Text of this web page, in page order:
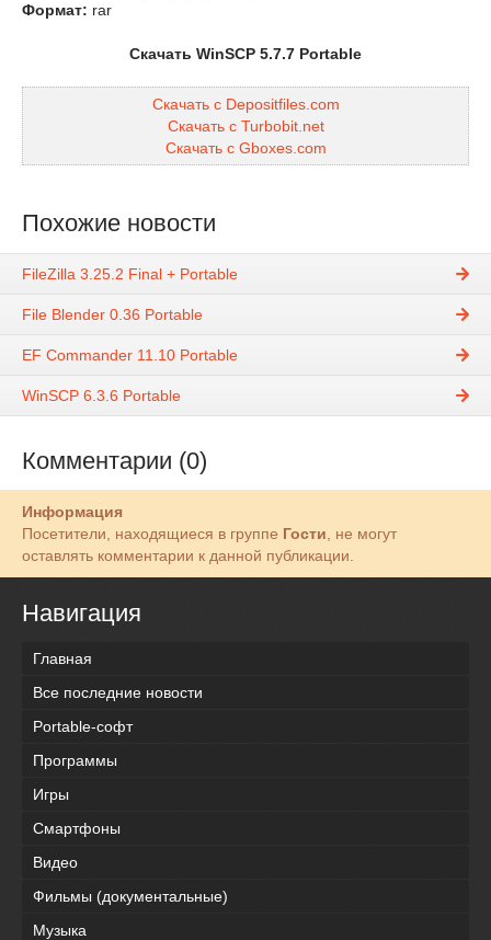
Формат: rar
Скачать WinSCP 5.7.7 Portable
Скачать с Depositfiles.com
Скачать с Turbobit.net
Скачать с Gboxes.com
Похожие новости
FileZilla 3.25.2 Final + Portable
File Blender 0.36 Portable
EF Commander 11.10 Portable
WinSCP 6.3.6 Portable
Комментарии (0)
Информация
Посетители, находящиеся в группе Гости , не могут
оставлять комментарии к данной публикации.
Навигация
Главная
Все последние новости
Portable-софт
Программы
Игры
Смартфоны
Видео
Фильмы (документальные)
Музыка